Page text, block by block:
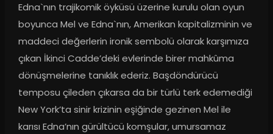
Edna`nın trajikomik öyküsü üzerine kurulu olan oyun
boyunca Mel ve Edna`nın, Amerikan kapitalizminin ve
maddeci değerlerin ironik sembolü olarak karşımıza
çıkan İkinci Cadde’deki evlerinde birer mahkûma
dönüşmelerine tanıklık ederiz. Başdöndürücü
temposu çileden çıkarsa da bir türlü terk edemediği
New York’ta sinir krizinin eşiğinde gezinen Mel ile
karısı Edna’nın gürültücü komşular, umursamaz